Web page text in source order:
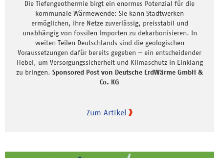
Die Tiefengeothermie birgt ein enormes Potenzial für die
kommunale Wärmewende: Sie kann Stadtwerken
ermöglichen, ihre Netze zuverlässig, preisstabil und
unabhängig von fossilen Importen zu dekarbonisieren. In
weiten Teilen Deutschlands sind die geologischen
Voraussetzungen dafür bereits gegeben – ein entscheidender
Hebel, um Versorgungssicherheit und Klimaschutz in Einklang
zu bringen. Sponsored Post von Deutsche ErdWärme GmbH &
Co. KG
Zum Artikel